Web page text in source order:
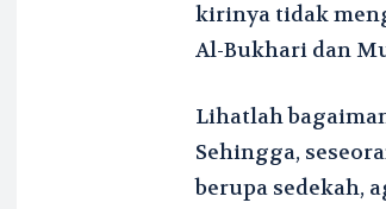
kirinya tidak
Al-Bukhari dan
Lihatlah
Sehingga,
berupa sedekah,